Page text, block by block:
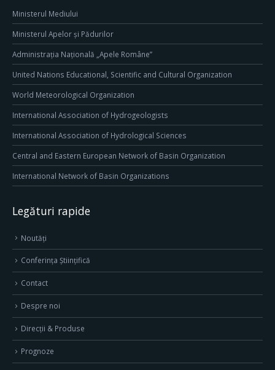
Ministerul Mediului
Ministerul Apelor și Pădurilor
Administrația Națională „Apele Române”
United Nations Educational, Scientific and Cultural Organization
World Meteorological Organization
International Association of Hydrogeologists
International Association of Hydrological Sciences
Central and Eastern European Network of Basin Organization
International Network of Basin Organizations
Legături rapide
Noutăți
Conferința Științifică
Contact
Despre noi
Direcţii & Produse
Prognoze